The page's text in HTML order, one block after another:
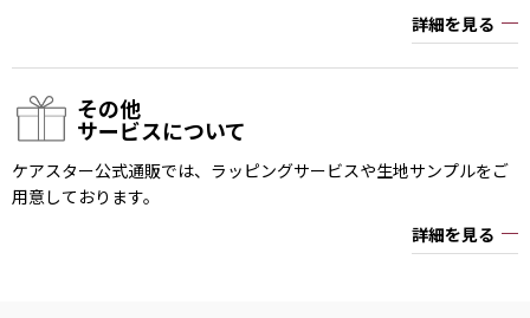
詳細を見る
その他
サービスについて
ケアスター公式通販では、ラッピングサービスや生地サンプルをご
用意しております。
詳細を見る